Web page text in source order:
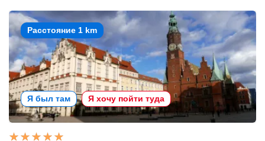
Расстояние 1 km
Я был там Я хочу пойти туда